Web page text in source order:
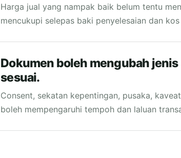
Harga jual yang nampak baik belum tentu
mencukupi selepas baki penyelesaian dan
Dokumen boleh mengubah
sesuai.
Consent, sekatan kepentingan, pusaka,
boleh mempengaruhi tempoh dan laluan